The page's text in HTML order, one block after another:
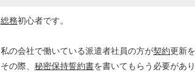
総務初心者です。
私の会社で働いている派遣者社員の方が契約更新
その際、 秘密保持誓約書を書いてもらう必要があ